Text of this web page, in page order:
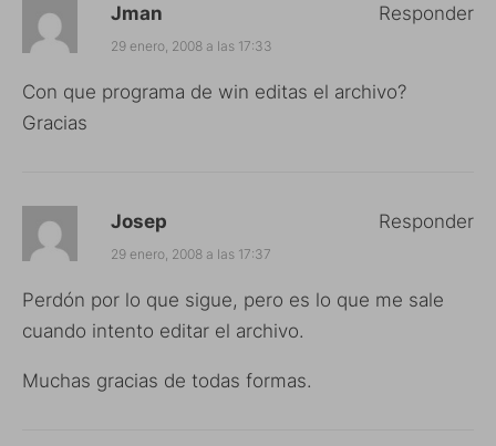
Jman
29 enero, 2008 a las 17:33
Con que programa de win editas el archivo?
Gracias
Responder
Josep
29 enero, 2008 a las 17:37
Perdón por lo que sigue, pero es lo que me sale
cuando intento editar el archivo.
Muchas gracias de todas formas.
Responder